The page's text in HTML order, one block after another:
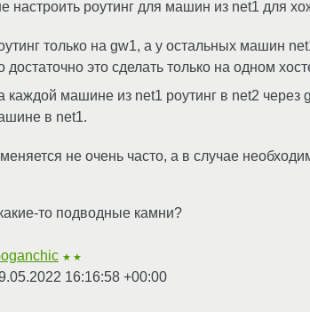
настроить роутинг для машин из net1 для
только на gw1, а у остальных машин
достаточно это сделать только на одном
каждой машине из net1 роутинг в net2 через
в net1.
не очень часто, а в случае
то подводные камни?
★★
16:16:58 +00:00